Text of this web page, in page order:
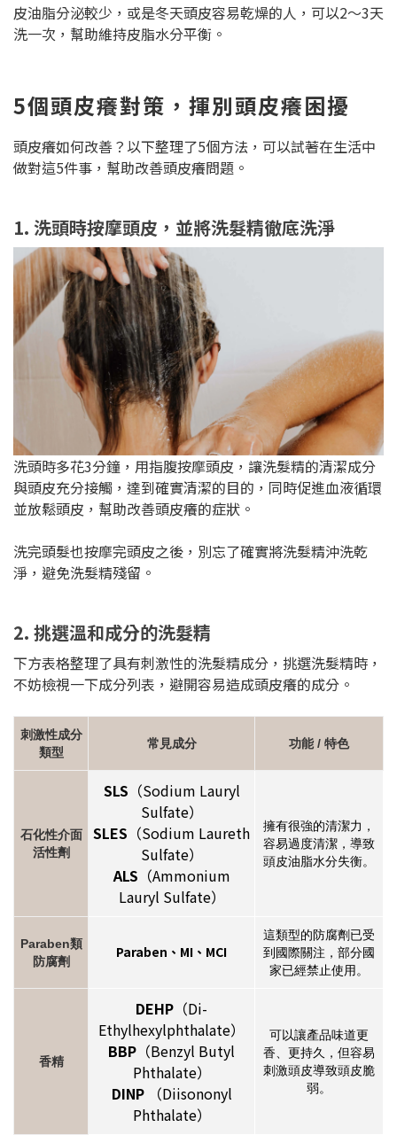
皮油脂分泌較少，或是冬天頭皮容易乾燥的人，可以2～3天
洗一次，幫助維持皮脂水分平衡。
5個頭皮癢對策，揮別頭皮癢困擾
頭皮癢如何改善？以下整理了5個方法，可以試著在生活中
做對這5件事，幫助改善頭皮癢問題。
1. 洗頭時按摩頭皮，並將洗髮精徹底洗淨
洗頭時多花3分鐘，用指腹按摩頭皮，讓洗髮精的清潔成分
與頭皮充分接觸，達到確實清潔的目的，同時促進血液循環
並放鬆頭皮，幫助改善頭皮癢的症狀。
洗完頭髮也按摩完頭皮之後，別忘了確實將洗髮精沖洗乾
淨，避免洗髮精殘留。
2. 挑選溫和成分的洗髮精
下方表格整理了具有刺激性的洗髮精成分，挑選洗髮精時，
不妨檢視一下成分列表，避開容易造成頭皮癢的成分。
刺激性成分
類型
常見成分 功能 / 特色
石化性介面
活性劑
SLS （Sodium Lauryl
Sulfate）
SLES （Sodium Laureth
Sulfate）
ALS （Ammonium
Lauryl Sulfate）
擁有很強的清潔力，
容易過度清潔，導致
頭皮油脂水分失衡。
Paraben類
防腐劑
Paraben、MI、MCI
這類型的防腐劑已受
到國際關注，部分國
家已經禁止使用。
香精
DEHP （Di-
Ethylhexylphthalate）
BBP （Benzyl Butyl
Phthalate）
DINP（Diisononyl
Phthalate）
可以讓產品味道更
香、更持久，但容易
刺激頭皮導致頭皮脆
弱。